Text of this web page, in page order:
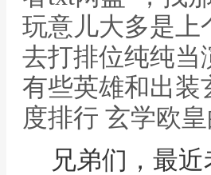
玩意儿大多是上
去打排位纯纯当
有些英雄和出装
度排行 玄学欧
兄弟们，最